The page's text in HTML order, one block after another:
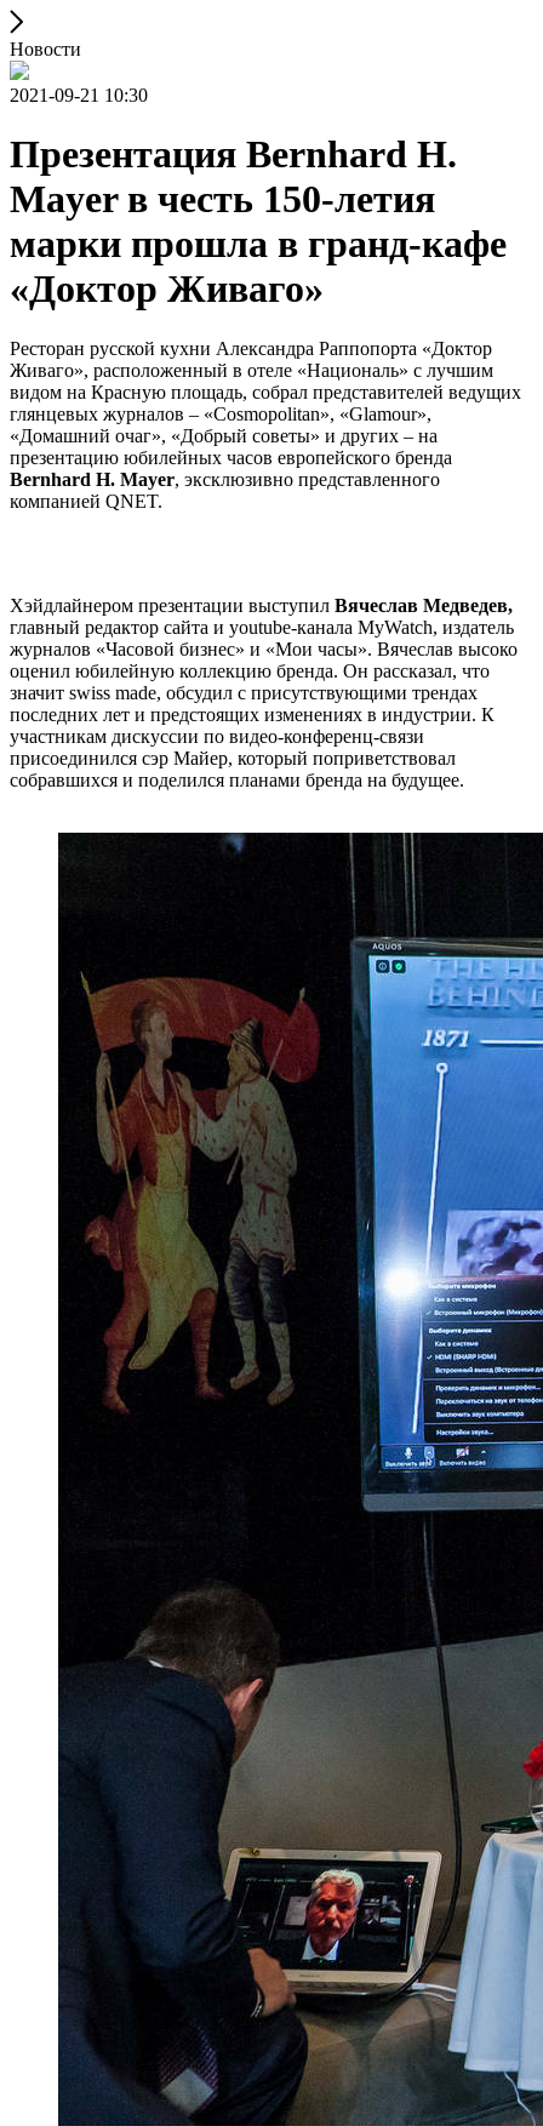
Новости
2021-09-21 10:30
Презентация Bernhard H.
Mayer в честь 150-летия
марки прошла в гранд-кафе
«Доктор Живаго»
Ресторан русской кухни Александра Раппопорта «Доктор
Живаго», расположенный в отеле «Националь» с лучшим
видом на Красную площадь, собрал представителей ведущих
глянцевых журналов – «Cosmopolitan», «Glamour»,
«Домашний очаг», «Добрый советы» и других – на
презентацию юбилейных часов европейского бренда
Bernhard H. Mayer, эксклюзивно представленного
компанией QNET.
Хэйдлайнером презентации выступил Вячеслав Медведев,
главный редактор сайта и youtube-канала MyWatch, издатель
журналов «Часовой бизнес» и «Мои часы». Вячеслав высоко
оценил юбилейную коллекцию бренда. Он рассказал, что
значит swiss made, обсудил с присутствующими трендах
последних лет и предстоящих изменениях в индустрии. К
участникам дискуссии по видео-конференц-связи
присоединился сэр Майер, который поприветствовал
собравшихся и поделился планами бренда на будущее.